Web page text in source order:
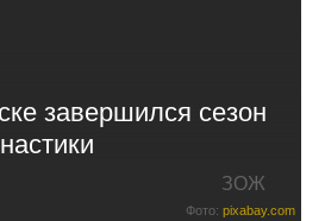
завершился сезон
ЗОЖ
Фото: pixabay.com